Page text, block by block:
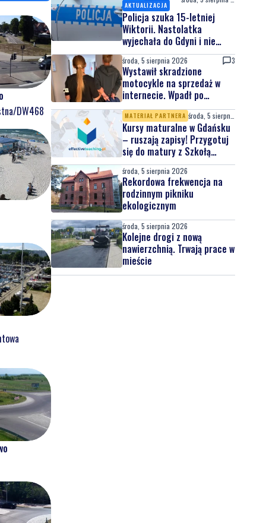
DW468
AKTUALIZACJA
Policja szuka 15-letniej
Wiktorii. Nastolatka
wyjechała do Gdyni i nie
wróciła
środa, 5 sierpnia 2026 3
Wystawił skradzione
motocykle na sprzedaż w
internecie. Wpadł po
zgłoszeniu właściciela
MATERIAŁ PARTNERA
Kursy maturalne w Gdańsku
– ruszają zapisy! Przygotuj
się do matury z Szkołą
Effective Teaching!
środa, 5 sierpnia 2026
Rekordowa frekwencja na
rodzinnym pikniku
ekologicznym
środa, 5 sierpnia 2026
Kolejne drogi z nową
nawierzchnią. Trwają prace w
mieście